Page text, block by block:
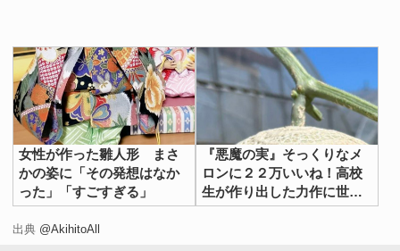
女性が作った雛人形 まさ
かの姿に「その発想はなか
った」「すごすぎる」
『悪魔の実』そっくりなメ
ロンに２２万いいね！高校
生が作り出した力作に世界
が注目
出典 @AkihitoAll